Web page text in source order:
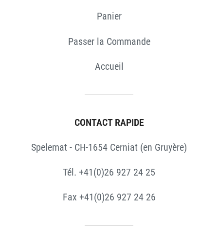
Panier
Passer la Commande
Accueil
CONTACT RAPIDE
Spelemat - CH-1654 Cerniat (en Gruyère)
Tél. +41(0)26 927 24 25
Fax +41(0)26 927 24 26